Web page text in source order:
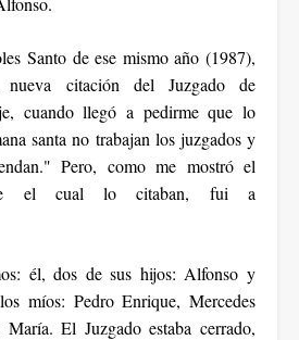
Santo de ese mismo año (1987),
citación del Juzgado de
cuando llegó a pedirme que lo
santa no trabajan los juzgados y
Pero, como me mostró el
el cual lo citaban, fui a
él, dos de sus hijos: Alfonso y
míos: Pedro Enrique, Mercedes
El Juzgado estaba cerrado,